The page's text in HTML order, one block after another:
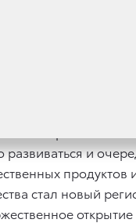
и
продуктов и
стал новый
открытие